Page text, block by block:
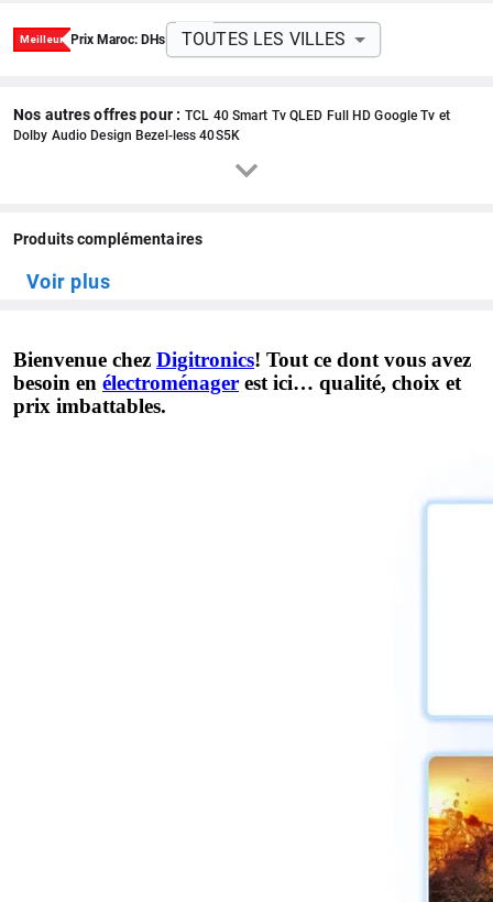
Wi-Fi, Bluetooth
Prix Maroc: DHs TOUTES LES VILLES
Nos autres offres pour : TCL 40 Smart Tv QLED Full HD Google Tv et
Dolby Audio Design Bezel-less 40S5K
Produits complémentaires
Voir plus
Bienvenue chez Digitronics! Tout ce dont vous avez
besoin en électroménager est ici… qualité, choix et
prix imbattables.